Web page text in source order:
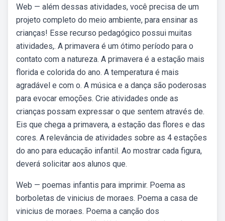
Web — além dessas atividades, você precisa de um
projeto completo do meio ambiente, para ensinar as
crianças! Esse recurso pedagógico possui muitas
atividades,. A primavera é um ótimo período para o
contato com a natureza. A primavera é a estação mais
florida e colorida do ano. A temperatura é mais
agradável e com o. A música e a dança são poderosas
para evocar emoções. Crie atividades onde as
crianças possam expressar o que sentem através de.
Eis que chega a primavera, a estação das flores e das
cores. A relevância de atividades sobre as 4 estações
do ano para educação infantil. Ao mostrar cada figura,
deverá solicitar aos alunos que.
Web — poemas infantis para imprimir. Poema as
borboletas de vinicius de moraes. Poema a casa de
vinicius de moraes. Poema a canção dos